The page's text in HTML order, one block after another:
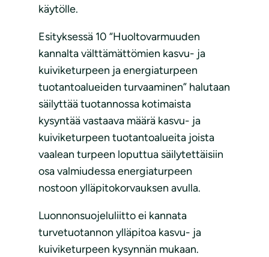
käytölle.
Esityksessä 10 “Huoltovarmuuden
kannalta välttämättömien kasvu- ja
kuiviketurpeen ja energiaturpeen
tuotantoalueiden turvaaminen” halutaan
säilyttää tuotannossa kotimaista
kysyntää vastaava määrä kasvu- ja
kuiviketurpeen tuotantoalueita joista
vaalean turpeen loputtua säilytettäisiin
osa valmiudessa energiaturpeen
nostoon ylläpitokorvauksen avulla.
Luonnonsuojeluliitto ei kannata
turvetuotannon ylläpitoa kasvu- ja
kuiviketurpeen kysynnän mukaan.